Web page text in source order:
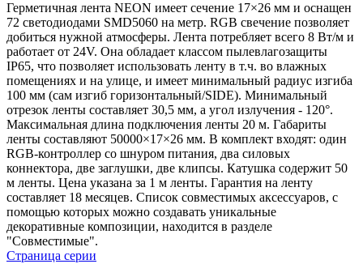
Герметичная лента NEON имеет сечение 17×26 мм и оснащен
72 светодиодами SMD5060 на метр. RGB свечение позволяет
добиться нужной атмосферы. Лента потребляет всего 8 Вт/м и
работает от 24V. Она обладает классом пылевлагозащиты
IP65, что позволяет использовать ленту в т.ч. во влажных
помещениях и на улице, и имеет минимальный радиус изгиба
100 мм (сам изгиб горизонтальный/SIDE). Минимальный
отрезок ленты составляет 30,5 мм, а угол излучения - 120°.
Максимальная длина подключения ленты 20 м. Габариты
ленты составляют 50000×17×26 мм. В комплект входят: один
RGB-контроллер со шнуром питания, два силовых
коннектора, две заглушки, две клипсы. Катушка содержит 50
м ленты. Цена указана за 1 м ленты. Гарантия на ленту
составляет 18 месяцев. Список совместимых аксессуаров, с
помощью которых можно создавать уникальные
декоративные композиции, находится в разделе
"Совместимые".
Страница серии